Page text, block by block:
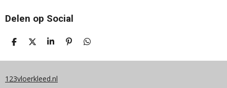
Delen op Social
D
L
N
D
E
S
A
E
P
N
D
L
123vloerkleed.nl